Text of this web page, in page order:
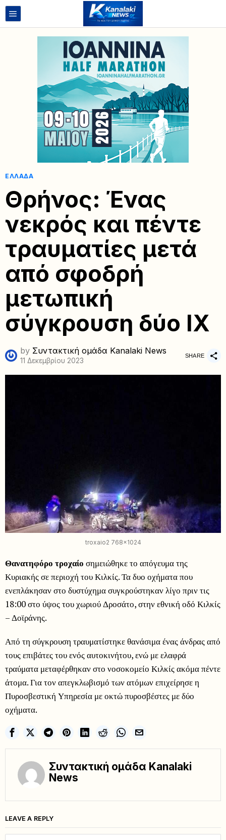
ΕΛΛΆΔΑ
Θρήνος: Ένας
νεκρός και πέντε
τραυματίες μετά
από σφοδρή
μετωπική
σύγκρουση δύο ΙΧ
by Συντακτική ομάδα Kanalaki News
11 Δεκεμβρίου 2023
SHARE
troxaio2 768x1024
Θανατηφόρο τροχαίο σημειώθηκε το απόγευμα της
Κυριακής σε περιοχή του Κιλκίς. Τα δυο οχήματα που
ενεπλάκησαν στο δυστύχημα συγκρούστηκαν λίγο πριν τις
18:00 στο ύψος του χωριού Δροσάτο, στην εθνική οδό Κιλκίς
– Δοϊράνης.
Από τη σύγκρουση τραυματίστηκε θανάσιμα ένας άνδρας από
τους επιβάτες του ενός αυτοκινήτου, ενώ με ελαφρά
τραύματα μεταφέρθηκαν στο νοσοκομείο Κιλκίς ακόμα πέντε
άτομα. Για τον απεγκλωβισμό των ατόμων επιχείρησε η
Πυροσβεστική Υπηρεσία με οκτώ πυροσβέστες με δύο
οχήματα.
Συντακτική ομάδα Kanalaki
News
LEAVE A REPLY